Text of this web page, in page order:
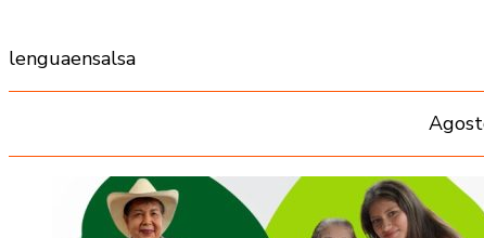
lenguaensalsa